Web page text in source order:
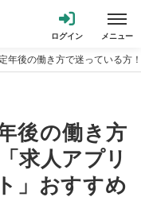
年後の働き方で迷っている方
後の働き方
求人アプリ
」おすすめ